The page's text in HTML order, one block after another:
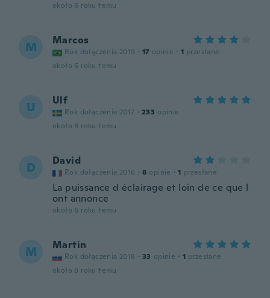
około 6 roku temu
M Marcos
Rok dołączenia 2019 · 17 opinie · 1 przesłane
około 6 roku temu
U Ulf
Rok dołączenia 2017 · 233 opinie
około 6 roku temu
D David
Rok dołączenia 2016 · 8 opinie · 1 przesłane
La puissance d éclairage et loin de ce que l
ont annonce
około 6 roku temu
M Martin
Rok dołączenia 2018 · 33 opinie · 1 przesłane
około 6 roku temu